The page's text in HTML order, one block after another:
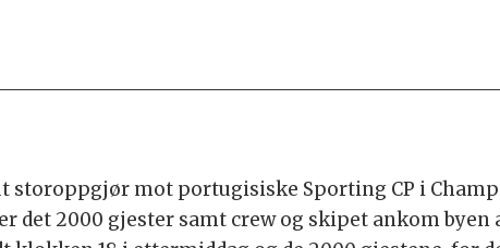
storoppgjør mot portugisiske Sporting CP i
det 2000 gjester samt crew og skipet ankom